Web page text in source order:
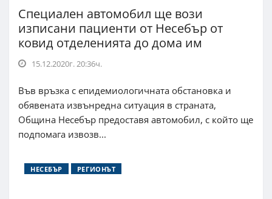
Специален автомобил ще вози
изписани пациенти от Несебър от
ковид отделенията до дома им
15.12.2020г. 20:36ч.
Във връзка с епидемиологичната обстановка и
обявената извънредна ситуация в страната,
Община Несебър предоставя автомобил, с който ще
подпомага извозв...
НЕСЕБЪР РЕГИОНЪТ